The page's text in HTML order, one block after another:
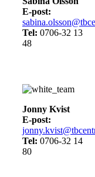
E-post:
Tel: 0706-32 13
48
Jonny Kvist
E-post:
Tel: 0706-32 14
80